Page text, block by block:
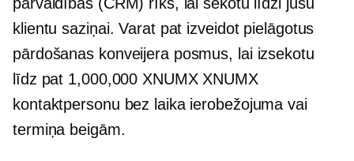
klientu saziņai. Varat pat izveidot pielāgotus
pārdošanas konveijera posmus, lai izsekotu
līdz pat 1,000,000 XNUMX XNUMX
kontaktpersonu bez laika ierobežojuma vai
termiņa beigām.